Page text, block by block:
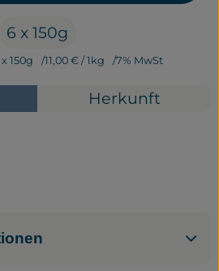
6 x 150g
150g 11,00 €/ 1kg 7% MwSt
Herkunft